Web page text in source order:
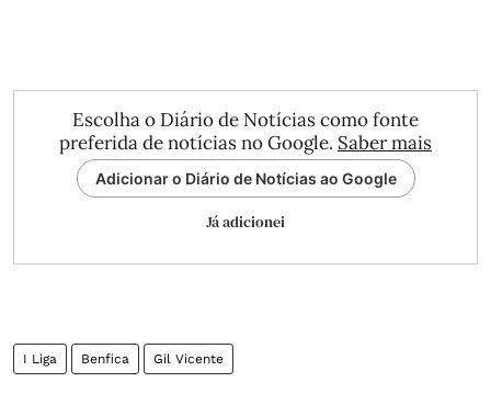
Escolha o Diário de Notícias como fonte
preferida de notícias no Google. Saber mais
Adicionar o Diário de Notícias ao Google
Já adicionei
I Liga Benfica Gil Vicente